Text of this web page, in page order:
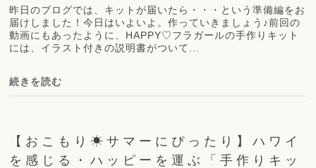
昨日のブログでは、キットが届いたら・・・という準備編をお
届けしました！今日はいよいよ。作っていきましょう♪前回の
動画にもあったように、HAPPY♡フラガールの手作りキット
には、イラスト付きの説明書がついて...
続きを読む
【おこもり☀サマーにぴったり】ハワイ
を感じる・ハッピーを運ぶ「手作りキッ